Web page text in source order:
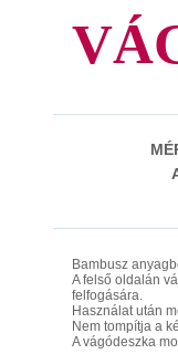
Bambusz
A felső oldalán
felfogására.
Használat után
Nem tompítja a
A vágódeszka